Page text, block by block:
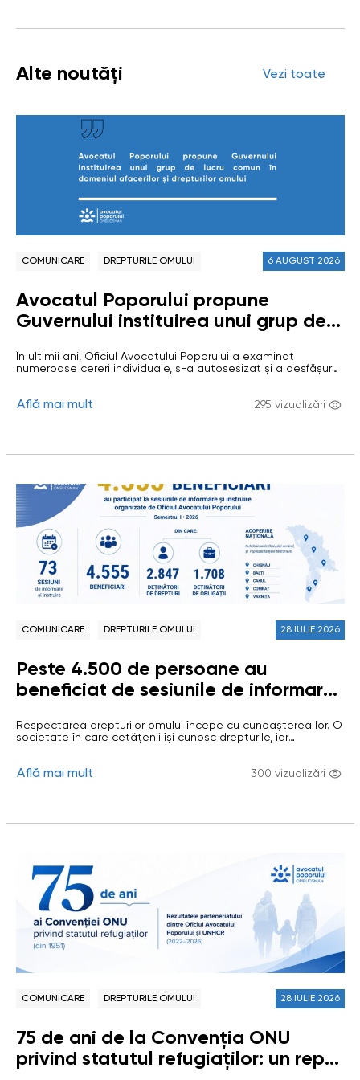
Alte noutăți Vezi toate
COMUNICARE DREPTURILE OMULUI 6 AUGUST 2026
Avocatul Poporului propune
Guvernului instituirea unui grup de
drepturilor omului
În ultimii ani, Oficiul Avocatului Poporului a examinat
numeroase cereri individuale, s-a autosesizat și a desfășurat
caracter econimic), precum și insuficiența mecanismelor de
Află mai mult 295 vizualizări
COMUNICARE DREPTURILE OMULUI 28 IULIE 2026
Peste 4.500 de persoane au
beneficiat de sesiunile de informare
Avocatului Poporului în primul
Respectarea drepturilor omului începe cu cunoașterea lor. O
societate în care cetățenii își cunosc drepturile, iar
omului, este o societate mai echitabilă și mai responsabilă.
Află mai mult 300 vizualizări
COMUNICARE DREPTURILE OMULUI 28 IULIE 2026
75 de ani de la Convenția ONU
privind statutul refugiaților: un reper